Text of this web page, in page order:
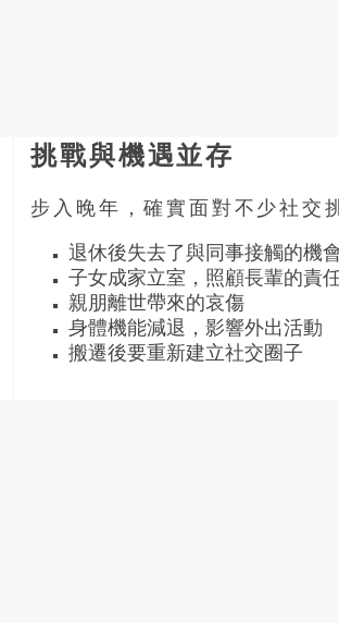
挑戰與機遇並存
步入晚年，確實面對不少社交
退休後失去了與同事接觸的機
子女成家立室，照顧長輩的責
親朋離世帶來的哀傷
身體機能減退，影響外出活動
搬遷後要重新建立社交圈子